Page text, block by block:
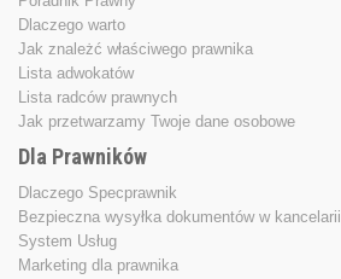
Dlaczego warto
Jak znależć właściwego prawnika
Lista adwokatów
Lista radców prawnych
Jak przetwarzamy Twoje dane osobowe
Dla Prawników
Dlaczego Specprawnik
Bezpieczna wysyłka dokumentów w kancelarii
System Usług
Marketing dla prawnika